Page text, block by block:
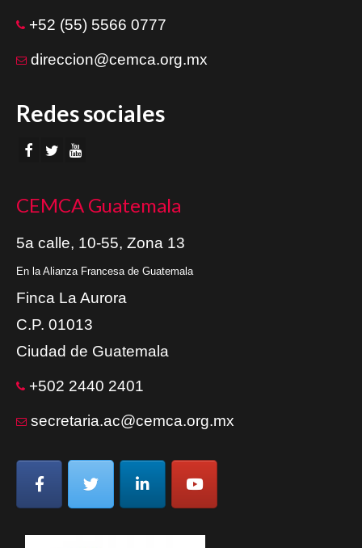
+52 (55) 5566 0777
direccion@cemca.org.mx
Redes sociales
CEMCA Guatemala
5a calle, 10-55, Zona 13
En la Alianza Francesa de Guatemala
Finca La Aurora
C.P. 01013
Ciudad de Guatemala
+502 2440 2401
secretaria.ac@cemca.org.mx